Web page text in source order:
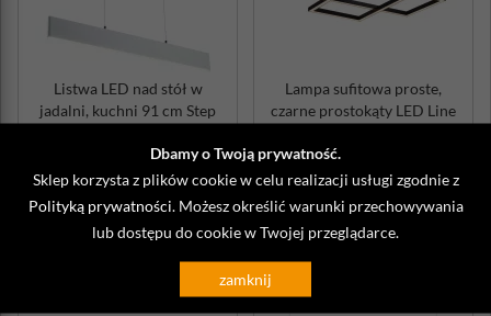
Dbamy o Twoją prywatność.
Sklep korzysta z plików cookie w celu realizacji usługi zgodnie z
Polityką prywatności. Możesz określić warunki przechowywania
lub dostępu do cookie w Twojej przeglądarce.
zamknij
Listwa LED nad stół w
jadalni, kuchni 91 cm Step
Wysyłka do 4 dni
Lampa sufitowa proste,
czarne prostokąty LED Line
Wysyłka do 4 dni